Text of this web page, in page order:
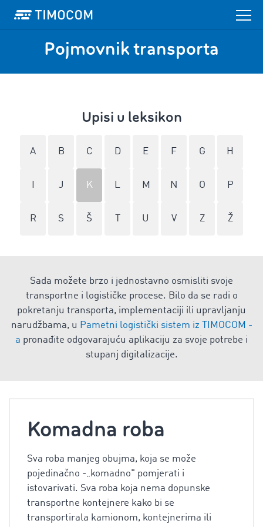
Pojmovnik transporta
Upisi u leksikon
A B C D E F G H
J K L M N O P
R S Š U V Z Ž
Sada možete brzo i jednostavno osmisliti svoje
transportne i logističke procese. Bilo da se radi o
pokretanju transporta, implementaciji ili upravljanju
narudžbama, u Pametni logistički sistem iz TIMOCOM -
a pronađite odgovarajuću aplikaciju za svoje potrebe i
stupanj digitalizacije.
Komadna roba
Sva roba manjeg obujma, koja se može
pojedinačno -„komadno" pomjerati i
istovarivati. Sva roba koja nema dopunske
transportne kontejnere kako bi se
transportirala kamionom, kontejnerima ili